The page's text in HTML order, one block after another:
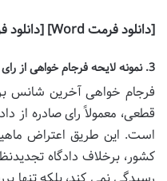
[دانلود فرمت Word] [دانلود فرمت PDF]
3. نمونه لایحه فرجام خواهی از رای دادگاه تجدیدنظر حقوقی
فرجام خواهی آخرین شانس
قطعی، معمولاً رای صادره از
است. این طریق اعتراض
کشور، برخلاف دادگاه